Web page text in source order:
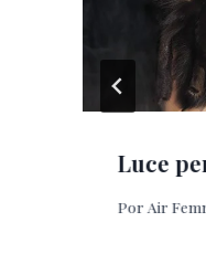
Luce
Por Air